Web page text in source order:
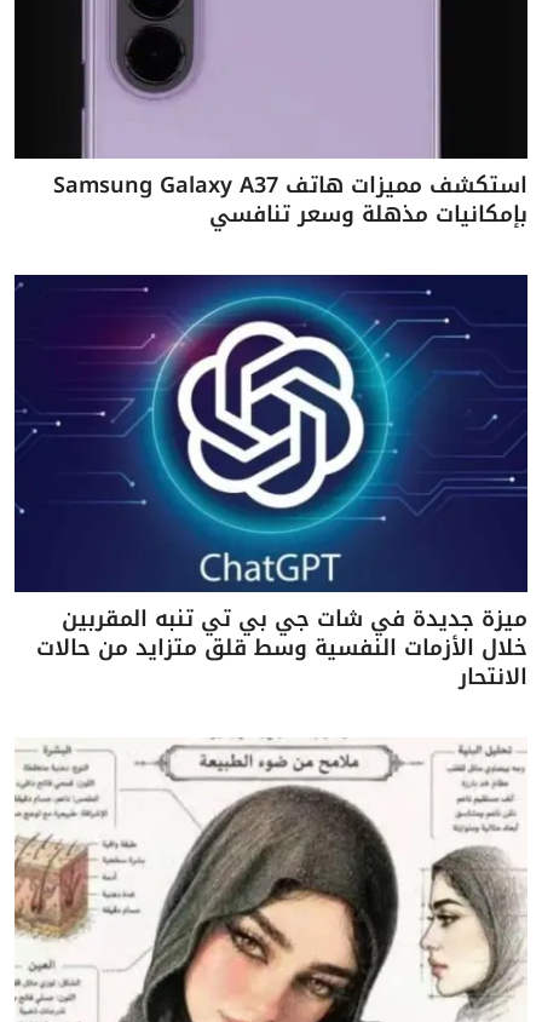
استكشف مميزات هاتف Samsung Galaxy A37
بإمكانيات مذهلة وسعر تنافسي
ميزة جديدة في شات جي بي تي تنبه المقربين
خلال الأزمات النفسية وسط قلق متزايد من حالات
الانتحار